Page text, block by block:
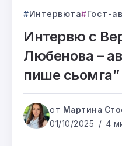
Интервюта Гост-
Интервю с
Любенова –
пише сьомга”
от Мартина
01/10/2025
4